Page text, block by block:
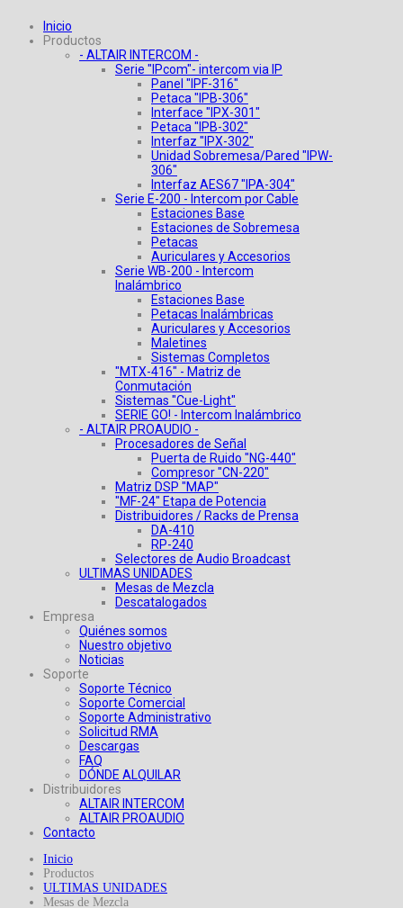
Inicio
Productos
- ALTAIR INTERCOM -
Serie "IPcom"- intercom via IP
Panel "IPF-316"
Petaca "IPB-306"
Interface "IPX-301"
Petaca "IPB-302"
Interfaz "IPX-302"
Unidad Sobremesa/Pared "IPW-
306"
Interfaz AES67 "IPA-304"
Serie E-200 - Intercom por Cable
Estaciones Base
Estaciones de Sobremesa
Petacas
Auriculares y Accesorios
Serie WB-200 - Intercom
Inalámbrico
Estaciones Base
Petacas Inalámbricas
Auriculares y Accesorios
Maletines
Sistemas Completos
"MTX-416" - Matriz de
Conmutación
Sistemas "Cue-Light"
SERIE GO! - Intercom Inalámbrico
- ALTAIR PROAUDIO -
Procesadores de Señal
Puerta de Ruido "NG-440"
Compresor "CN-220"
Matriz DSP "MAP"
"MF-24" Etapa de Potencia
Distribuidores / Racks de Prensa
DA-410
RP-240
Selectores de Audio Broadcast
ULTIMAS UNIDADES
Mesas de Mezcla
Descatalogados
Empresa
Quiénes somos
Nuestro objetivo
Noticias
Soporte
Soporte Técnico
Soporte Comercial
Soporte Administrativo
Solicitud RMA
Descargas
FAQ
DÓNDE ALQUILAR
Distribuidores
ALTAIR INTERCOM
ALTAIR PROAUDIO
Contacto
Inicio
Productos
ULTIMAS UNIDADES
Mesas de Mezcla